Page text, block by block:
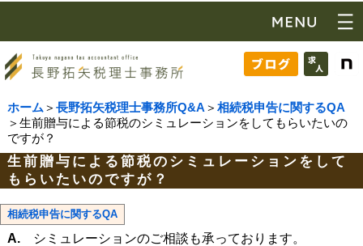
ホーム ＞ 長野拓矢税理士事務所Q&A ＞ 相続税申告に関するQA
＞生前贈与による節税のシミュレーションをしてもらいたいの
ですが？
生前贈与による節税のシミュレーションをして
もらいたいのですが？
相続税申告に関するQA
A.
シミュレーションのご相談も承っております。